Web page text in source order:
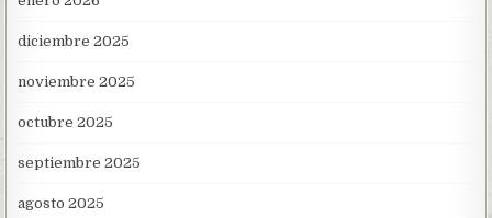
diciembre 2025
noviembre 2025
octubre 2025
septiembre 2025
agosto 2025